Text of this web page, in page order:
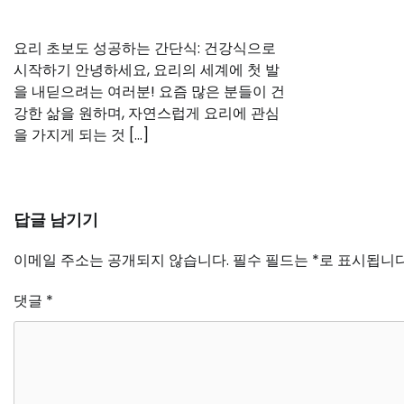
요리 초보도 성공하는 간단식: 건강식으로
시작하기 안녕하세요, 요리의 세계에 첫 발
을 내딛으려는 여러분! 요즘 많은 분들이 건
강한 삶을 원하며, 자연스럽게 요리에 관심
을 가지게 되는 것 […]
답글 남기기
이메일 주소는 공개되지 않습니다. 필수 필드는 *로 표시됩니
댓글 *